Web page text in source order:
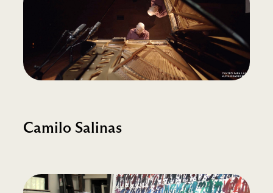
Camilo Salinas